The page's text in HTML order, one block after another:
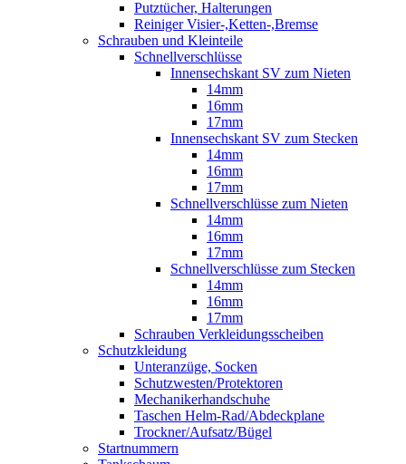
Putztücher, Halterungen
Reiniger Visier-,Ketten-,Bremse
Schrauben und Kleinteile
Schnellverschlüsse
Innensechskant SV zum Nieten
14mm
16mm
17mm
Innensechskant SV zum Stecken
14mm
16mm
17mm
Schnellverschlüsse zum Nieten
14mm
16mm
17mm
Schnellverschlüsse zum Stecken
14mm
16mm
17mm
Schrauben Verkleidungsscheiben
Schutzkleidung
Unteranzüge, Socken
Schutzwesten/Protektoren
Mechanikerhandschuhe
Taschen Helm-Rad/Abdeckplane
Trockner/Aufsatz/Bügel
Startnummern